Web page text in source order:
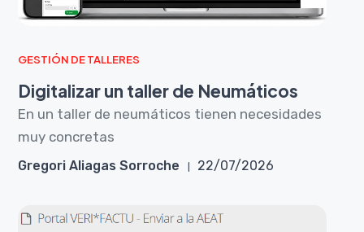
GESTIÓN DE TALLERES
Digitalizar un taller de Neumáticos
En un taller de neumáticos tienen necesidades
muy concretas
Gregori Aliagas Sorroche 22/07/2026